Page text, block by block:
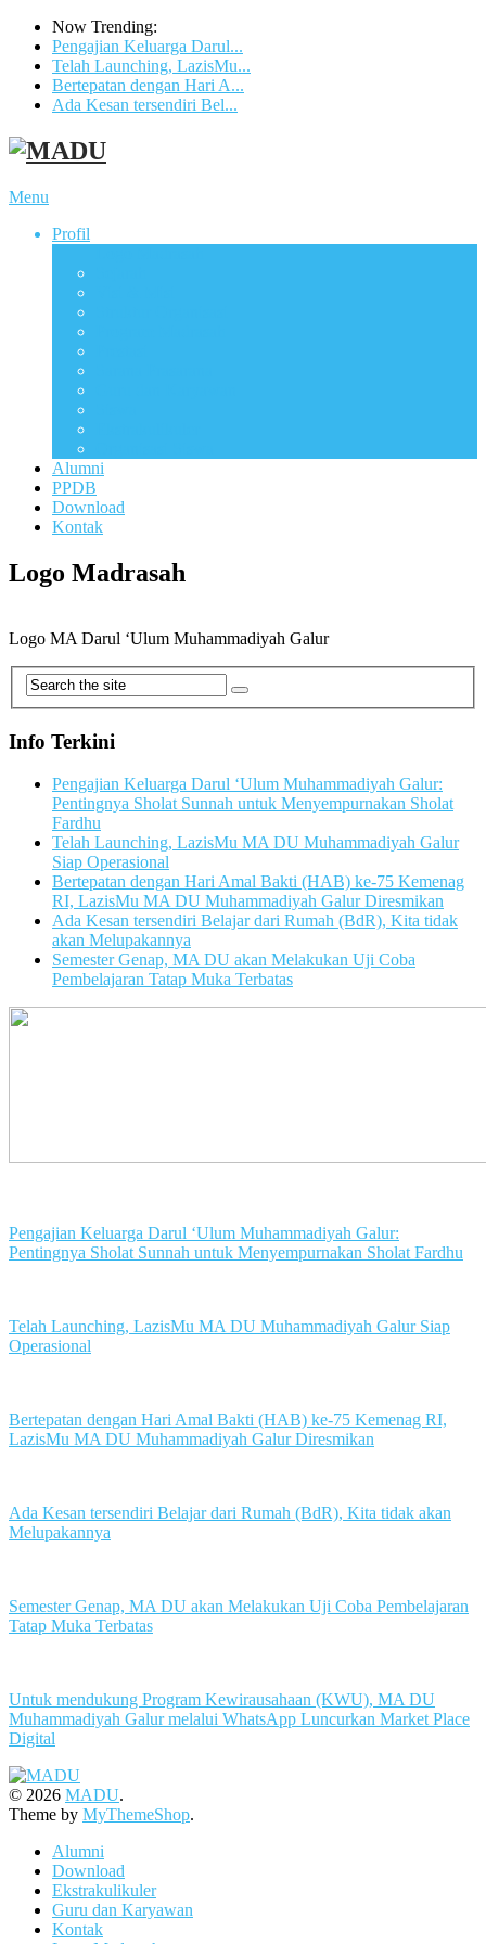
Now Trending:
Pengajian Keluarga Darul...
Telah Launching, LazisMu...
Bertepatan dengan Hari A...
Ada Kesan tersendiri Bel...
Menu
Profil
Alumni
PPDB
Download
Kontak
Logo Madrasah
Logo MA Darul ‘Ulum Muhammadiyah Galur
Info Terkini
Pengajian Keluarga Darul ‘Ulum Muhammadiyah Galur:
Pentingnya Sholat Sunnah untuk Menyempurnakan Sholat
Fardhu
Telah Launching, LazisMu MA DU Muhammadiyah Galur
Siap Operasional
Bertepatan dengan Hari Amal Bakti (HAB) ke-75 Kemenag
RI, LazisMu MA DU Muhammadiyah Galur Diresmikan
Ada Kesan tersendiri Belajar dari Rumah (BdR), Kita tidak
akan Melupakannya
Semester Genap, MA DU akan Melakukan Uji Coba
Pembelajaran Tatap Muka Terbatas
Pengajian Keluarga Darul ‘Ulum Muhammadiyah Galur:
Pentingnya Sholat Sunnah untuk Menyempurnakan Sholat Fardhu
Telah Launching, LazisMu MA DU Muhammadiyah Galur Siap
Operasional
Bertepatan dengan Hari Amal Bakti (HAB) ke-75 Kemenag RI,
LazisMu MA DU Muhammadiyah Galur Diresmikan
Ada Kesan tersendiri Belajar dari Rumah (BdR), Kita tidak akan
Melupakannya
Semester Genap, MA DU akan Melakukan Uji Coba Pembelajaran
Tatap Muka Terbatas
Untuk mendukung Program Kewirausahaan (KWU), MA DU
Muhammadiyah Galur melalui WhatsApp Luncurkan Market Place
Digital
© 2026 MADU.
Theme by MyThemeShop.
Alumni
Download
Ekstrakulikuler
Guru dan Karyawan
Kontak